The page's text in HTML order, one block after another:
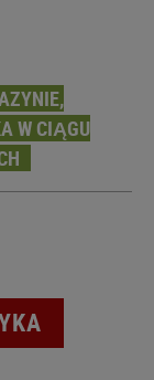
W CIĄGU